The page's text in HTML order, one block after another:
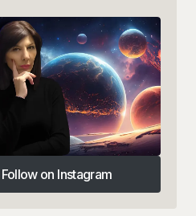
Follow on Instagram
Follow on Instagram